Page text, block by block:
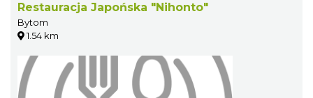
Restauracja Japońska "Nihonto"
Bytom
1.54 km